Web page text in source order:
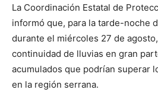
La Coordinación Estatal de
informó que, para la tarde-noche
durante el miércoles 27 de
continuidad de lluvias en gran
acumulados que podrían superar
en la región serrana.